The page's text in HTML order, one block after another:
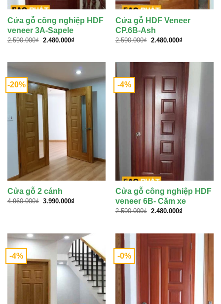
Cửa gỗ công nghiệp HDF
veneer 3A-Sapele
2.590.000₫ Giá
2.480.000₫Giá
2.480.000₫.
Cửa gỗ HDF Veneer
CP.6B-Ash
2.590.000₫ Giá
2.480.000₫Giá
2.480.000₫.
-20%
Cửa gỗ 2 cánh
4.960.000₫ Giá
3.990.000₫Giá
-4%
Cửa gỗ công nghiệp HDF
veneer 6B- Căm xe
2.590.000₫ Giá
2.480.000₫Giá
-4% -0%